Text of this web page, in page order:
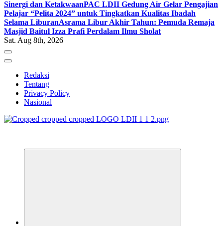
Sinergi dan KetakwaanPAC LDII Gedung Air Gelar Pengajian
Pelajar “Pelita 2024” untuk Tingkatkan Kualitas Ibadah
Selama LiburanAsrama Libur Akhir Tahun: Pemuda Remaja
Masjid Baitul Izza Prafi Perdalam Ilmu Sholat
Sat. Aug 8th, 2026
Redaksi
Tentang
Privacy Policy
Nasional